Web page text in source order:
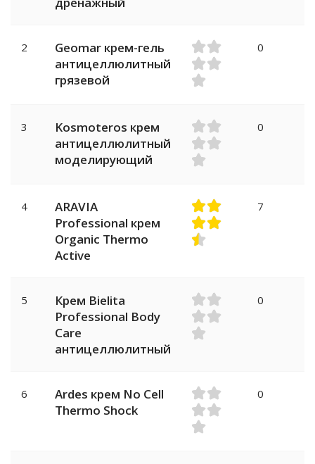
2
Geomar крем-гель
антицеллюлитный
грязевой
0
3
Kosmoteros крем
антицеллюлитный
моделирующий
0
4
ARAVIA
Professional крем
Organic Thermo
Active
7
5
Крем Bielita
Professional Body
Care
антицеллюлитный
0
6
Ardes крем No Cell
Thermo Shock
0